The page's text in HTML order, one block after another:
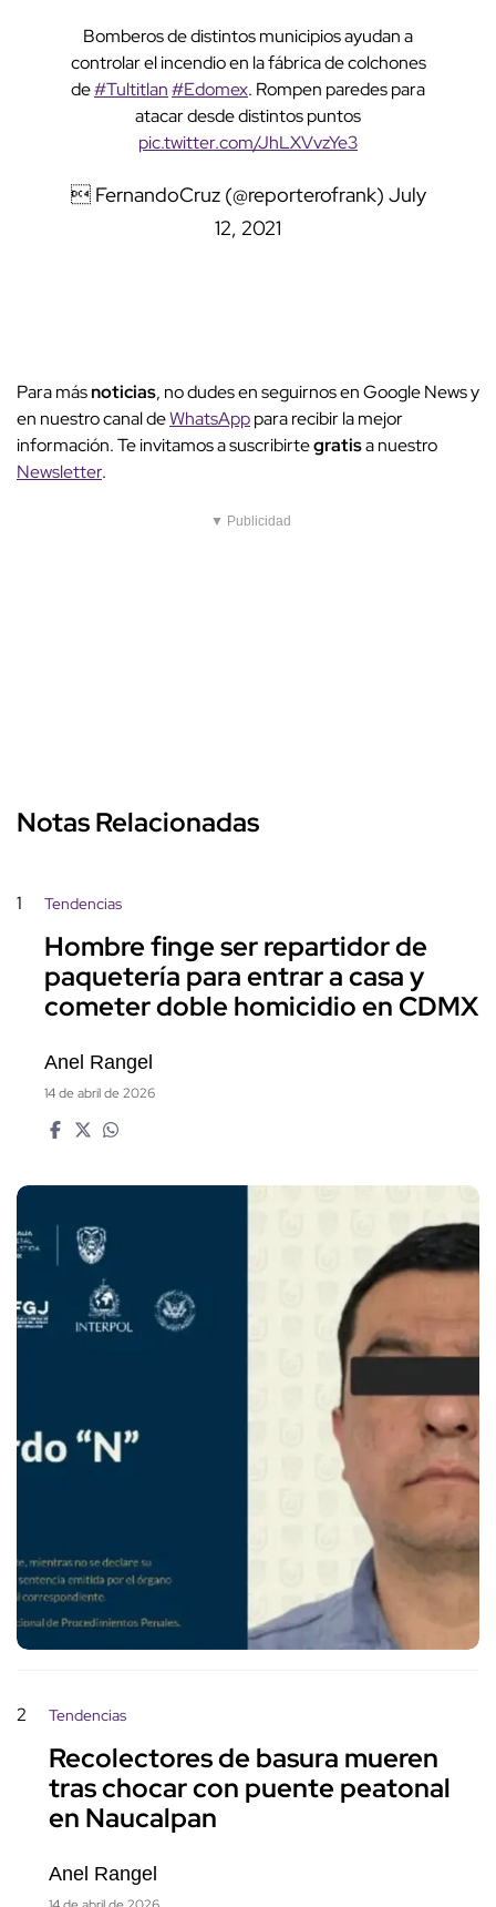
Bomberos de distintos municipios ayudan a
controlar el incendio en la fábrica de colchones
de#Tultitlan#Edomex. Rompen paredes para
atacar desde distintos puntos
pic.twitter.com/JhLXVvzYe3
 FernandoCruz (@reporterofrank) July
12, 2021
Para másnoticias, no dudes en seguirnos en Google News y
en nuestro canal deWhatsApppara recibir la mejor
información. Te invitamos a suscribirtegratisa nuestro
Newsletter.
▼ Publicidad
Notas Relacionadas
1 Tendencias
Hombre finge ser repartidor de
paquetería para entrar a casa y
cometer doble homicidio en CDMX
Anel Rangel
14 de abril de 2026
2 Tendencias
Recolectores de basura mueren
tras chocar con puente peatonal
en Naucalpan
Anel Rangel